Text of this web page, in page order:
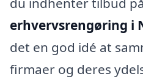
erhvervsrengøring i
det en god idé at
firmaer og deres